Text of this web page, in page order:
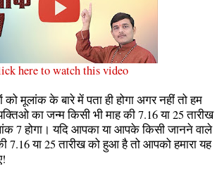
here to watch this video
मूलांक के बारे में पता ही होगा अगर नहीं तो हम
का जन्म किसी भी माह की 7.16 या 25 तारीख
7 होगा। यदि आपका या आपके किसी जानने वाले
7.16 या 25 तारीख को हुआ है तो आपको हमारा यह